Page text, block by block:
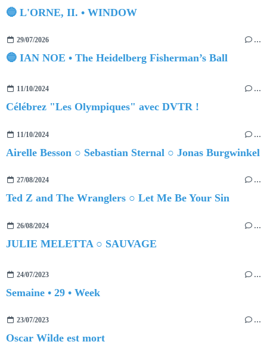
🔵 L'ORNE, II. • WINDOW
29/07/2026 …
🔵 IAN NOE • The Heidelberg Fisherman’s Ball
11/10/2024 …
Célébrez "Les Olympiques" avec DVTR !
11/10/2024 …
Airelle Besson ○ Sebastian Sternal ○ Jonas Burgwinkel
27/08/2024 …
Ted Z and The Wranglers ○ Let Me Be Your Sin
26/08/2024 …
JULIE MELETTA ○ SAUVAGE
24/07/2023 …
Semaine • 29 • Week
23/07/2023 …
Oscar Wilde est mort